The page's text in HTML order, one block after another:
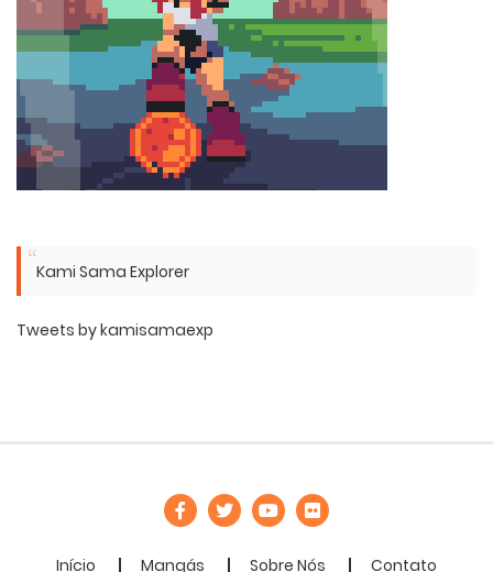
Kami Sama Explorer
Tweets by kamisamaexp
Início Mangás Sobre Nós Contato